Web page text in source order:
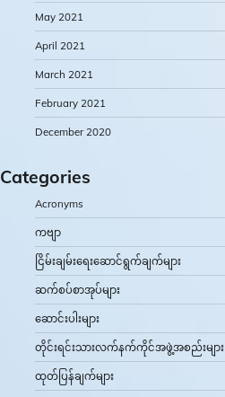
May 2021
April 2021
March 2021
February 2021
December 2020
Categories
Acronyms
ကဗျာ
ငြိမ်းချမ်းရေးဆောင်ရွက်ချက်များ
ဆက်စပ်စာအုပ်များ
ဆောင်းပါးများ
တိုင်းရင်းသားလက်နက်ကိုင်အဖွဲ့အစည်းများ
ထုတ်ပြန်ချက်များ